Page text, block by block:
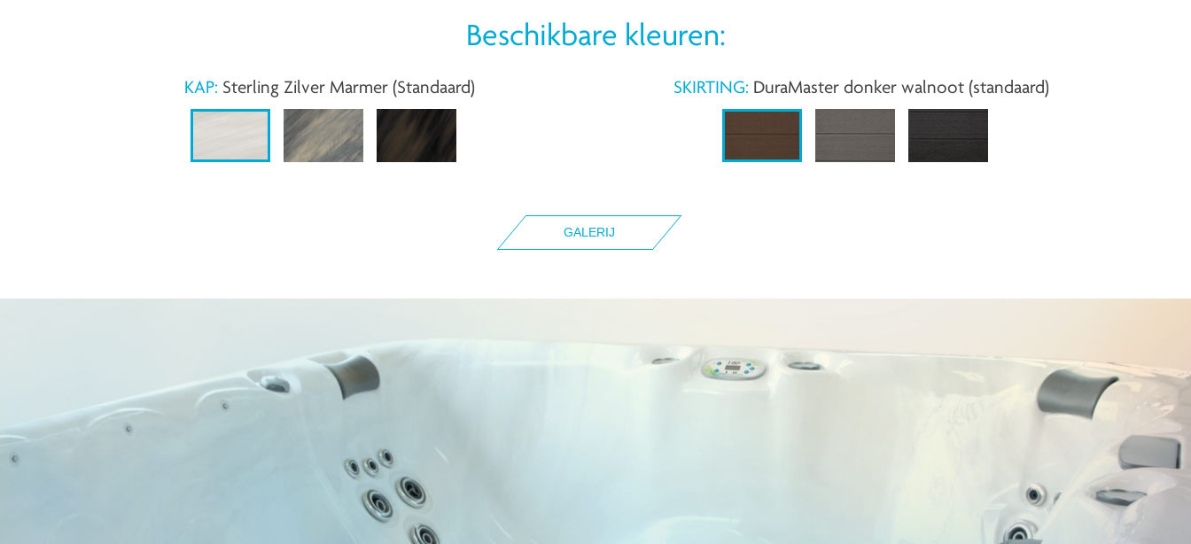
Beschikbare kleuren:
KAP: Sterling Zilver Marmer (Standaard) SKIRTING: DuraMaster donker walnoot (standaard)
GALERIJ